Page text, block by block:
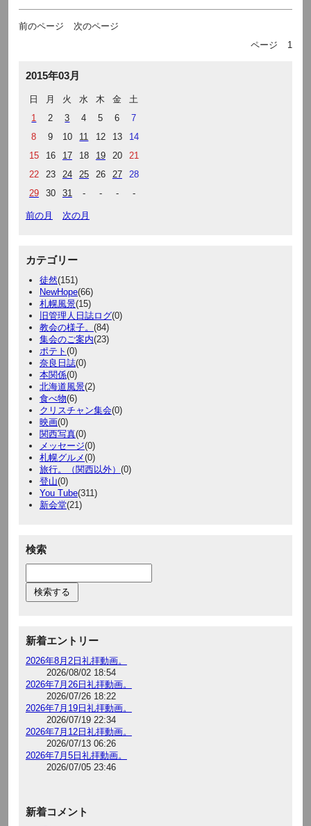
前のページ
次のページ
ページ
1
2015年03月
日 月 火 水 木 金
土
1
2 3 4 5 6
7
8
9 10 11 12 13
14
15
16 17 18 19 20
21
22
23 24 25 26 27
28
29
30 31 - - - -
前の月 次の月
カテゴリー
徒然(151)
NewHope(66)
札幌風景(15)
旧管理人日誌ログ(0)
教会の様子。 (84)
集会のご案内(23)
ポテト (0)
奈良日誌(0)
本関係(0)
北海道風景(2)
食べ物(6)
クリスチャン集会(0)
映画(0)
関西写真(0)
メッセージ(0)
札幌グルメ(0)
旅行。（関西以外） (0)
登山(0)
You Tube(311)
新会堂(21)
検索
新着エントリー
2026年8月2日礼拝動画。
2026/08/02 18:54
2026年7月26日礼拝動画。
2026/07/26 18:22
2026年7月19日礼拝動画。
2026/07/19 22:34
2026年7月12日礼拝動画。
2026/07/13 06:26
2026年7月5日礼拝動画。
2026/07/05 23:46
新着コメント